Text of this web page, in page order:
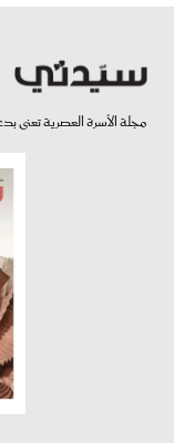
مجلة الأسرة العصرية تعنى